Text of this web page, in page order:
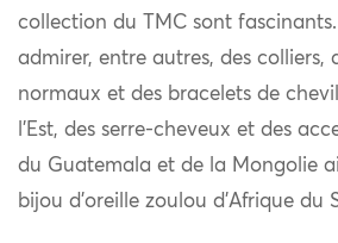
collection du TMC sont
admirer, entre autres, des colliers,
normaux et des bracelets de
l’Est, des serre-cheveux et des
du Guatemala et de la Mongolie
bijou d’oreille zoulou d’Afrique du